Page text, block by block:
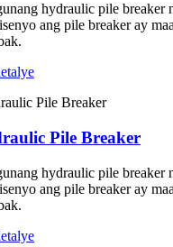
hydraulic pile breaker
ang pile breaker ay
Pile Breaker
hydraulic pile breaker
ang pile breaker ay